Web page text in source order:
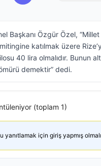
Başkanı Özgür Özel,
mitingine katılmak üzere
40 lira olmalıdır. Bunun
demektir” dedi.
(toplam 1)
yanıtlamak için giriş yapmış